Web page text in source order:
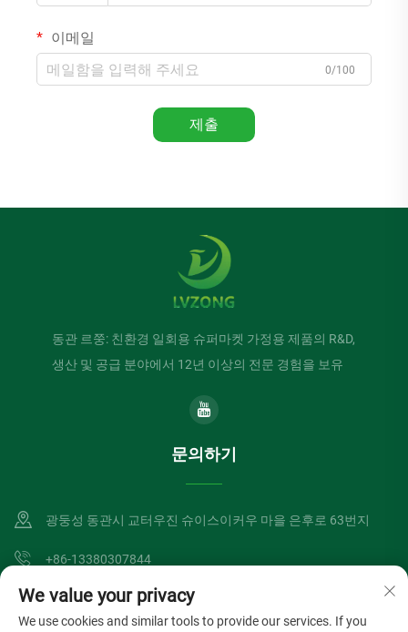
이메일
0/100
제출
동관 르쭝: 친환경 일회용 슈퍼마켓 가정용 제품의 R&D,
생산 및 공급 분야에서 12년 이상의 전문 경험을 보유
문의하기
광둥성 동관시 교터우진 슈이스이커우 마을 은후로 63번지
+86-13380307844
[email protected]
We value your privacy
We use cookies and similar tools to provide our services. If you